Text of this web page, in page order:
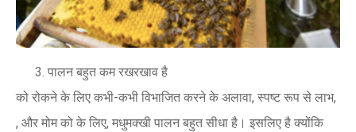
3. पालन बहुत कम रखरखाव है
को रोकने के लिए कभी-कभी विभाजित करने के अलावा, स्पष्ट रूप से लाभ,
, और मोम को के लिए, मधुमक्खी पालन बहुत सीधा है। इसलिए है क्योंकि